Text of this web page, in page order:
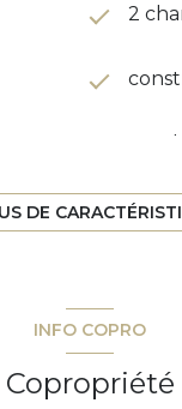
2
1
5
DE
INFO COPRO
Copropriété